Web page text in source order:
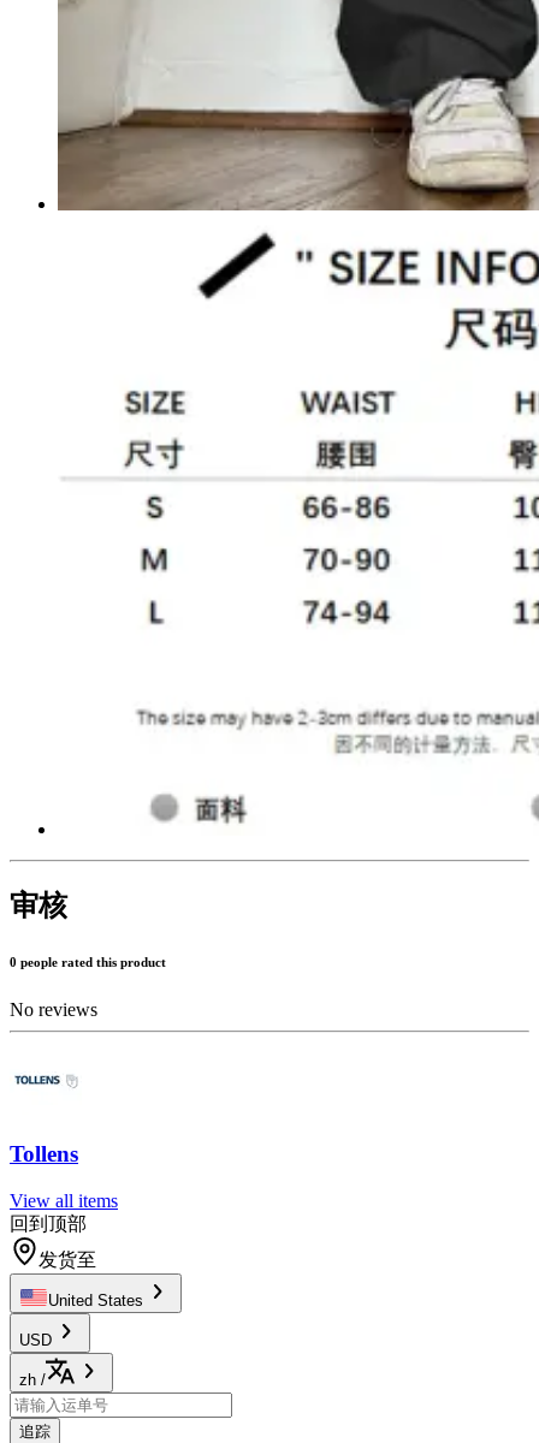
审核
0 people rated this product
No reviews
Tollens
View all items
回到顶部
发货至
United States
USD
zh /
追踪